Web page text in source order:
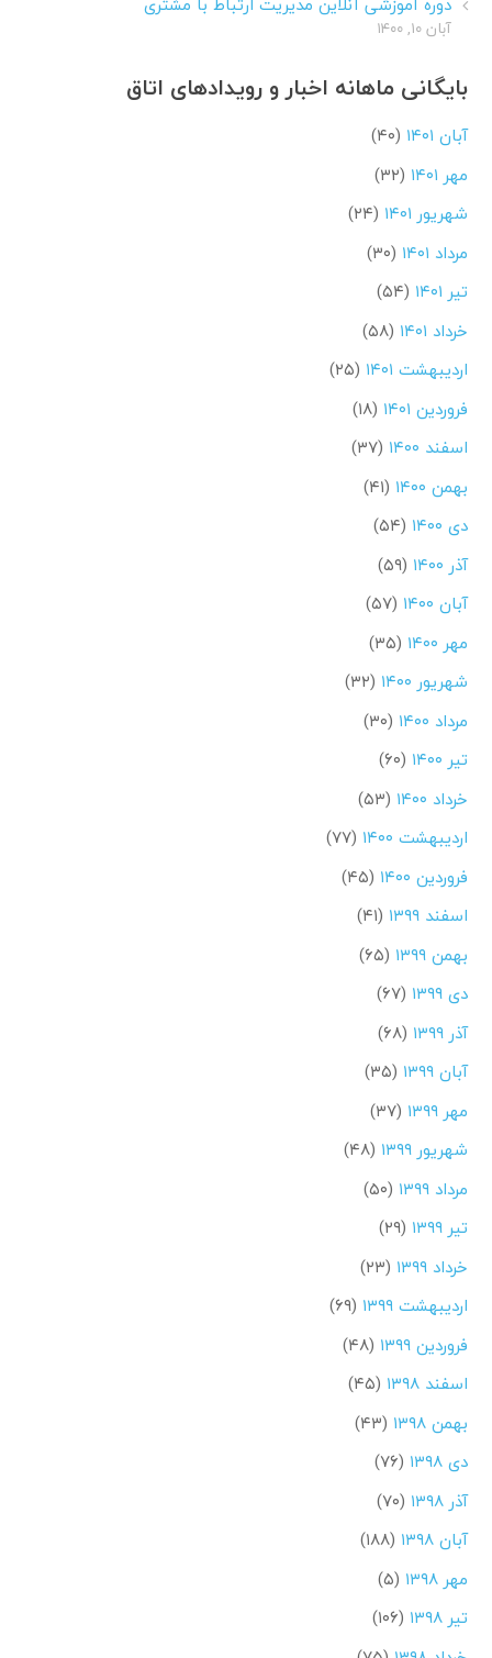
آبان ۱۰, ۱۴۰۰
بایگانی ماهانه اخبار و رویدادهای اتاق
آبان ۱۴۰۱
(۴۰)
مهر ۱۴۰۱
(۳۲)
شهریور ۱۴۰۱
(۲۴)
مرداد ۱۴۰۱
(۳۰)
تیر ۱۴۰۱
(۵۴)
خرداد ۱۴۰۱
(۵۸)
اردیبهشت ۱۴۰۱
(۲۵)
فروردین ۱۴۰۱
(۱۸)
اسفند ۱۴۰۰
(۳۷)
بهمن ۱۴۰۰
(۴۱)
دی ۱۴۰۰
(۵۴)
آذر ۱۴۰۰
(۵۹)
آبان ۱۴۰۰
(۵۷)
مهر ۱۴۰۰
(۳۵)
شهریور ۱۴۰۰
(۳۲)
مرداد ۱۴۰۰
(۳۰)
تیر ۱۴۰۰
(۶۰)
خرداد ۱۴۰۰
(۵۳)
اردیبهشت ۱۴۰۰
(۷۷)
فروردین ۱۴۰۰
(۴۵)
اسفند ۱۳۹۹
(۴۱)
بهمن ۱۳۹۹
(۶۵)
دی ۱۳۹۹
(۶۷)
آذر ۱۳۹۹
(۶۸)
آبان ۱۳۹۹
(۳۵)
مهر ۱۳۹۹
(۳۷)
شهریور ۱۳۹۹
(۴۸)
مرداد ۱۳۹۹
(۵۰)
تیر ۱۳۹۹
(۲۹)
خرداد ۱۳۹۹
(۲۳)
اردیبهشت ۱۳۹۹
(۶۹)
فروردین ۱۳۹۹
(۴۸)
اسفند ۱۳۹۸
(۴۵)
بهمن ۱۳۹۸
(۴۳)
دی ۱۳۹۸
(۷۶)
آذر ۱۳۹۸
(۷۰)
آبان ۱۳۹۸
(۱۸۸)
مهر ۱۳۹۸
(۵)
تیر ۱۳۹۸
(۱۰۶)